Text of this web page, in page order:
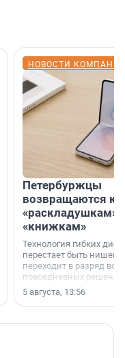
НОВОСТИ
Петербуржцы
возвращаются к
«раскладушкам»
«книжкам»
Технология гибких
перестает быть
переходит в разряд
повседневных
5 августа, 13:56